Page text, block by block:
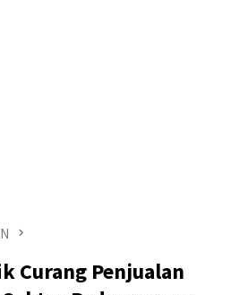
Curang Penjualan